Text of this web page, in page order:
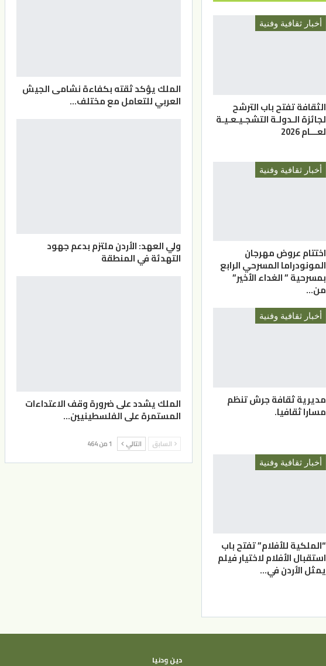
أخبار ثقافية وفنية
الثقافة تفتح باب الترشح
لجائزة الـدولـة التشجـيـعـيـة
لعـــام 2026
أخبار ثقافية وفنية
اختتام عروض مهرجان
المونودراما المسرحي الرابع
بمسرحية ” الغداء الأخير”
من…
أخبار ثقافية وفنية
مديرية ثقافة جرش تنظم
مسارا ثقافيا.
أخبار ثقافية وفنية
“الملكية للأفلام” تفتح باب
استقبال الأفلام لاختيار فيلم
يمثل الأردن في…
الملك يؤكد ثقته بكفاءة نشامى الجيش
العربي للتعامل مع مختلف…
ولي العهد: الأردن ملتزم بدعم جهود
التهدئة في المنطقة
الملك يشدد على ضرورة وقف الاعتداءات
المستمرة على الفلسطينيين…
السابق التالي 1 من 464
دين ودنيا